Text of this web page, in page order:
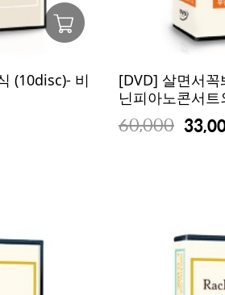
(10disc)- 비
[DVD] 살면서
닌피아노콘서트
60,000